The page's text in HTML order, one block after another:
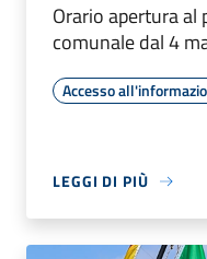
Orario apertura al
comunale dal 4
Accesso
LEGGI DI PIÙ